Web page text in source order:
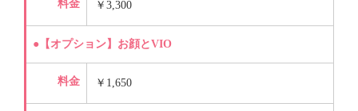
料金 ￥3,300
●【オプション】お顔とVIO
料金 ￥1,650